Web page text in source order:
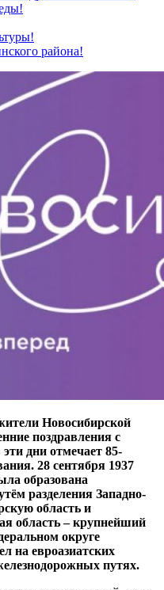
района!
Новосибирской
поздравления с
дни отмечает 85-
28 сентября 1937
образована
разделения Западно-
область и
область – крупнейший
округе
на евроазиатских
путях.